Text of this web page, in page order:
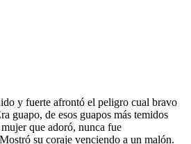
y fuerte afrontó el peligro cual bravo
guapo, de esos guapos más temidos
que adoró, nunca fue
su coraje venciendo a un malón.